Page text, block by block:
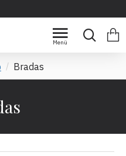
Bradas